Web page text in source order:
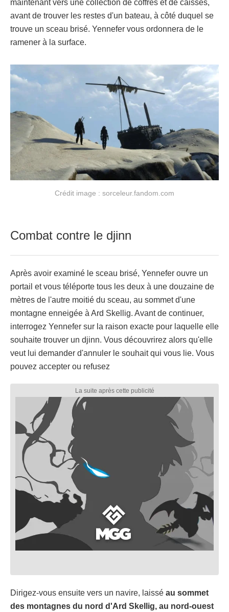
maintenant vers une collection de coffres et de caisses,
avant de trouver les restes d'un bateau, à côté duquel se
trouve un sceau brisé. Yennefer vous ordonnera de le
ramener à la surface.
Crédit image : sorceleur.fandom.com
Combat contre le djinn
Après avoir examiné le sceau brisé, Yennefer ouvre un
portail et vous téléporte tous les deux à une douzaine de
mètres de l'autre moitié du sceau, au sommet d'une
montagne enneigée à Ard Skellig. Avant de continuer,
interrogez Yennefer sur la raison exacte pour laquelle elle
souhaite trouver un djinn. Vous découvrirez alors qu'elle
veut lui demander d'annuler le souhait qui vous lie. Vous
pouvez accepter ou refusez
Dirigez-vous ensuite vers un navire, laissé au sommet
des montagnes du nord d'Ard Skellig, au nord-ouest